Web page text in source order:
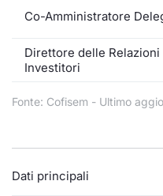
Co-Amministratore
Direttore delle
Investitori
Fonte: Cofisem - Ultimo
Dati principali